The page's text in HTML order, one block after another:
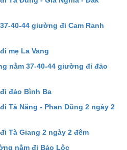
40-44 giường đi Cam Ranh
mẹ La Vang
nằm 37-40-44 giường đi đảo
đảo Bình Ba
Tà Năng - Phan Dũng 2 ngày 2
Tà Giang 2 ngày 2 đêm
nằm đi Bảo Lộc